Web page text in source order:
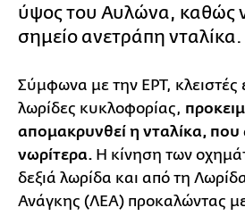
ύψος του Αυλώνα, καθώς
σημείο ανετράπη νταλίκα.
Σύμφωνα με την ΕΡΤ, κλειστές
λωρίδες κυκλοφορίας,
απομακρυνθεί η νταλίκα, που
νωρίτερα. Η κίνηση των
δεξιά λωρίδα και από τη
Ανάγκης (ΛΕΑ) προκαλώντας